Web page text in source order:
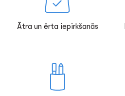
Ātra un ērta iepirkšanās